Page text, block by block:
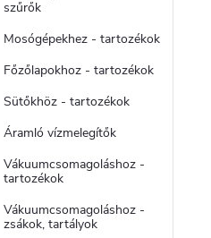
szűrők
Mosógépekhez - tartozékok
Főzőlapokhoz - tartozékok
Sütőkhöz - tartozékok
Áramló vízmelegítők
Vákuumcsomagoláshoz -
tartozékok
Vákuumcsomagoláshoz -
zsákok, tartályok